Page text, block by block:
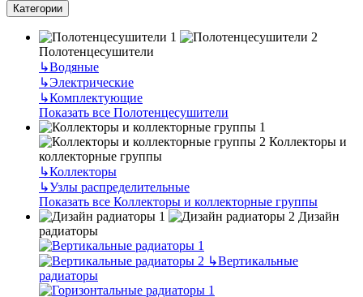
Категории
Полотенцесушители
↳Водяные
↳Электрические
↳Комплектующие
Показать все Полотенцесушители
Коллекторы и
коллекторные группы
↳Коллекторы
↳Узлы распределительные
Показать все Коллекторы и коллекторные группы
Дизайн
радиаторы
↳Вертикальные
радиаторы